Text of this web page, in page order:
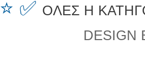
⭐ ✅ ΟΛΕΣ Η
DESIGN